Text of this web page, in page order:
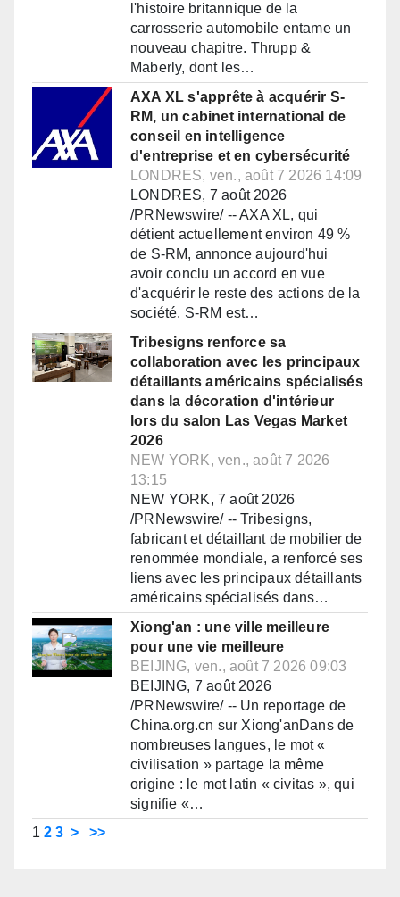
l'histoire britannique de la
carrosserie automobile entame un
nouveau chapitre. Thrupp &
Maberly, dont les…
AXA XL s'apprête à acquérir S-
RM, un cabinet international de
conseil en intelligence
d'entreprise et en cybersécurité
LONDRES, ven., août 7 2026 14:09
LONDRES, 7 août 2026
/PRNewswire/ -- AXA XL, qui
détient actuellement environ 49 %
de S-RM, annonce aujourd'hui
avoir conclu un accord en vue
d'acquérir le reste des actions de la
société. S-RM est…
Tribesigns renforce sa
collaboration avec les principaux
détaillants américains spécialisés
dans la décoration d'intérieur
lors du salon Las Vegas Market
2026
NEW YORK, ven., août 7 2026
13:15
NEW YORK, 7 août 2026
/PRNewswire/ -- Tribesigns,
fabricant et détaillant de mobilier de
renommée mondiale, a renforcé ses
liens avec les principaux détaillants
américains spécialisés dans…
Xiong'an : une ville meilleure
pour une vie meilleure
BEIJING, ven., août 7 2026 09:03
BEIJING, 7 août 2026
/PRNewswire/ -- Un reportage de
China.org.cn sur Xiong'anDans de
nombreuses langues, le mot «
civilisation » partage la même
origine : le mot latin « civitas », qui
signifie «…
1 2 3 > >>